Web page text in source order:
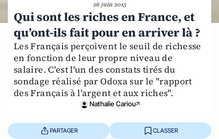
26 juin 2015
Qui sont les riches en France, et
qu’ont-ils fait pour en arriver là ?
Les Français perçoivent le seuil de richesse
en fonction de leur propre niveau de
salaire. C'est l'un des constats tirés du
sondage réalisé par Odoxa sur le "rapport
des Français à l'argent et aux riches".
Nathalie Cariou
PARTAGER CLASSER